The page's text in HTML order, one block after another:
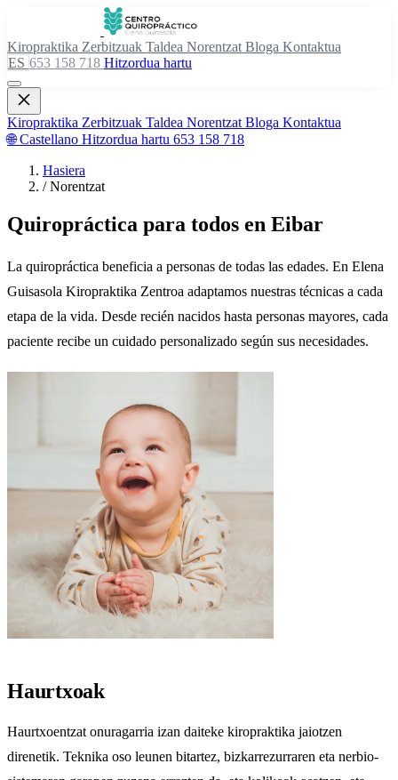
Kiropraktika Zerbitzuak Taldea Norentzat Bloga Kontaktua
ES 653 158 718 Hitzordua hartu
Kiropraktika Zerbitzuak Taldea Norentzat Bloga Kontaktua
🌐 Castellano Hitzordua hartu 653 158 718
Hasiera
/ Norentzat
Quiropráctica para todos en Eibar
La quiropráctica beneficia a personas de todas las edades. En Elena
Guisasola Kiropraktika Zentroa adaptamos nuestras técnicas a cada
etapa de la vida. Desde recién nacidos hasta personas mayores, cada
paciente recibe un cuidado personalizado según sus necesidades.
Haurtxoak
Haurtxoentzat onuragarria izan daiteke kiropraktika jaiotzen
direnetik. Teknika oso leunen bitartez, bizkarrezurraren eta nerbio-